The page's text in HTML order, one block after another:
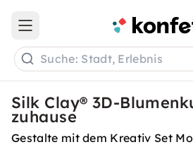
Open main menu
Suche: Stadt, Erlebnis
Silk Clay® 3D-
zuhause
Gestalte mit dem Kreativ Set